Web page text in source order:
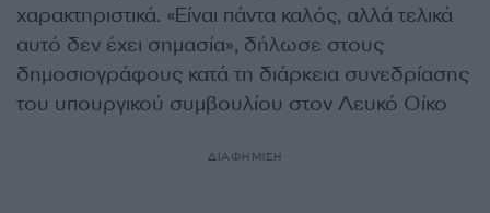
χαρακτηριστικά. «Είναι πάντα καλός, αλλά τελικά
αυτό δεν έχει σημασία», δήλωσε στους
δημοσιογράφους κατά τη διάρκεια συνεδρίασης
του υπουργικού συμβουλίου στον Λευκό Οίκο
ΔΙΑΦΗΜΙΣΗ